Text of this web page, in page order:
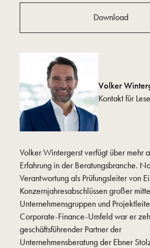
Download
Volker
Kontakt für
Volker Wintergerst verfügt über mehr
Erfahrung in der Beratungsbranche.
Verantwortung als Prüfungsleiter von
Konzernjahresabschlüssen großer
Unternehmensgruppen und
Corporate-Finance-Umfeld war er
geschäftsführender Partner der
Unternehmensberatung der Ebner